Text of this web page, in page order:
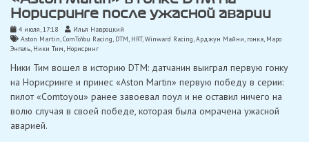
Норисринге после ужасной аварии
4 июля, 17:18
Илья Навроцкий
Aston Martin,ComToYou Racing, DTM, HRT,Winward Racing,Арджун Майни, гонка, Маро
Энгель, Ники Тим, Норисринг
Ники Тим вошел в историю DTM: датчанин выиграл первую гонку
на Норисринге и принес «Aston Martin» первую победу в серии:
пилот «Comtoyou» ранее завоевал поул и не оставил ничего на
волю случая в своей победе, которая была омрачена ужасной
аварией.